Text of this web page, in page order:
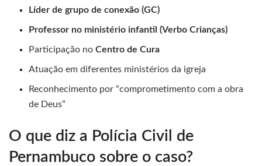
Líder de grupo de conexão (GC)
Professor no ministério infantil (Verbo Crianças)
Participação noCentro de Cura
Atuação em diferentes ministérios da igreja
Reconhecimento por “comprometimento com a obra
de Deus”
O que diz a Polícia Civil de
Pernambuco sobre o caso?